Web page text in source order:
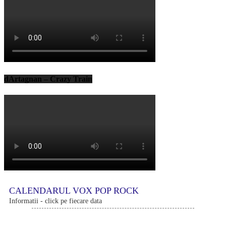
dArtagnan – Crazy Train
CALENDARUL VOX POP ROCK
Informatii - click pe fiecare data